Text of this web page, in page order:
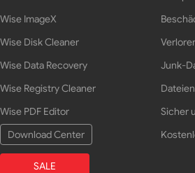
Wise ImageX
Wise Disk Cleaner
Wise Data Recovery
Wise Registry Cleaner
Wise PDF Editor
Download Center
SALE
Junk-
Sicher